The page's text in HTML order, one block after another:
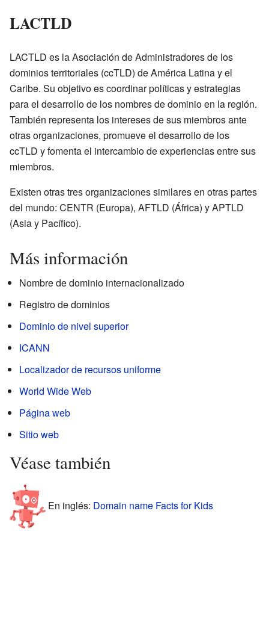
LACTLD
LACTLD es la Asociación de Administradores de los
dominios territoriales (ccTLD) de América Latina y el
Caribe. Su objetivo es coordinar políticas y estrategias
para el desarrollo de los nombres de dominio en la región.
También representa los intereses de sus miembros ante
otras organizaciones, promueve el desarrollo de los
ccTLD y fomenta el intercambio de experiencias entre sus
miembros.
Existen otras tres organizaciones similares en otras partes
del mundo: CENTR (Europa), AFTLD (África) y APTLD
(Asia y Pacífico).
Más información
Nombre de dominio internacionalizado
Registro de dominios
Dominio de nivel superior
ICANN
Localizador de recursos uniforme
World Wide Web
Página web
Sitio web
Véase también
En inglés: Domain name Facts for Kids